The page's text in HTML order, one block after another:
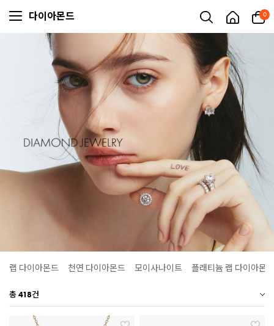
다이아몬드 0
랩 다이아몬드 천연 다이아몬드 모이사나이트 플래티늄 랩 다이아몬드
총 418건